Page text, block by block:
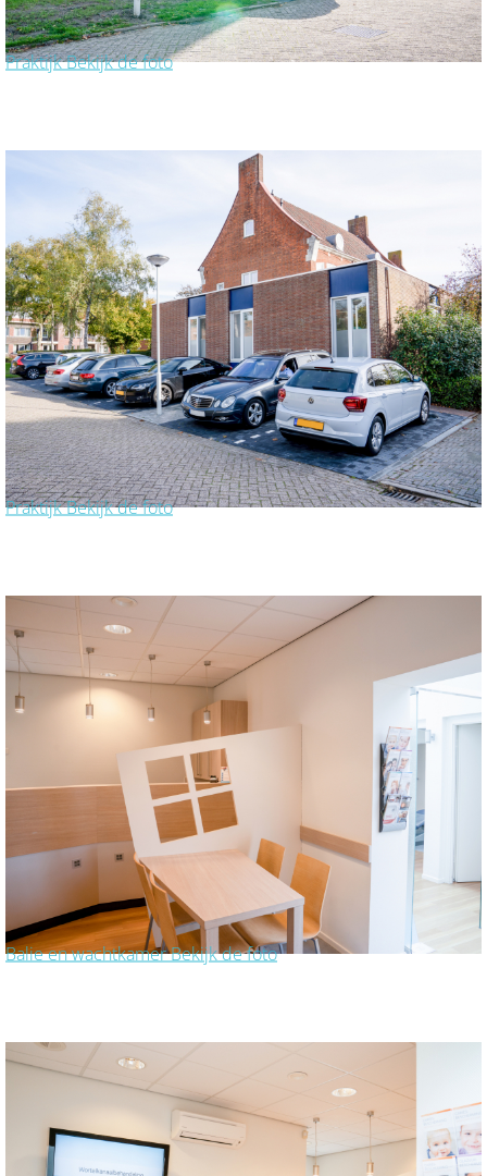
PraktijkBekijk de foto
PraktijkBekijk de foto
Balie en wachtkamerBekijk de foto